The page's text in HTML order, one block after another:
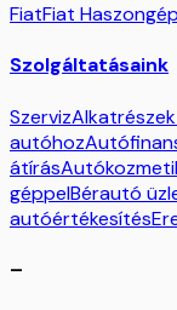
FiatFiat
Szolgáltatásaink
Szerviz
autóhoz
átírás
géppelBérautó
autóértékesítés
–